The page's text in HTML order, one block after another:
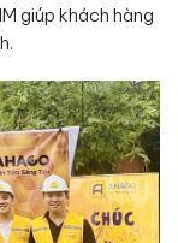
giúp khách hàng